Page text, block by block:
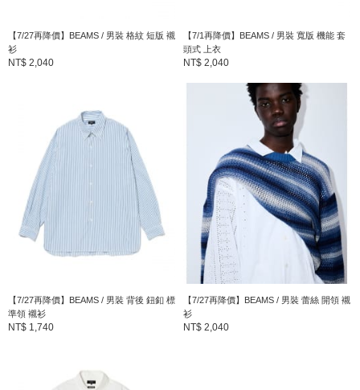
【7/27再降價】BEAMS / 男裝 格紋 短版 襯
衫
NT$ 2,040
【7/1再降價】BEAMS / 男裝 寬版 機能 套
頭式 上衣
NT$ 2,040
【7/27再降價】BEAMS / 男裝 背後 鈕釦 標
準領 襯衫
NT$ 1,740
【7/27再降價】BEAMS / 男裝 蕾絲 開領 襯
衫
NT$ 2,040